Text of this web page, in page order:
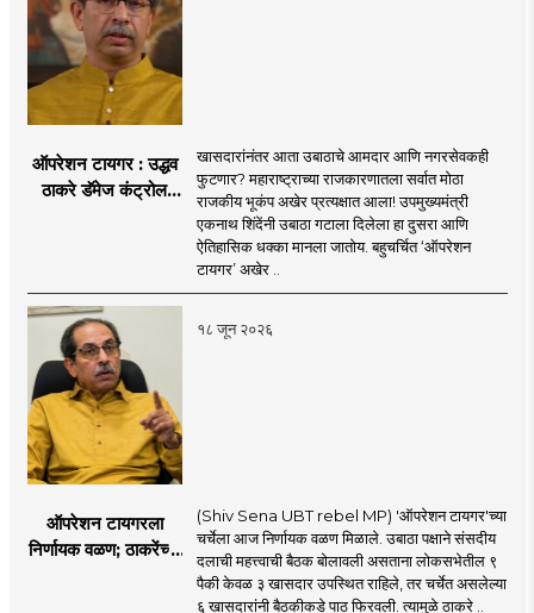
ऑपरेशन टायगर : उद्धव
ठाकरे डॅमेज कंट्रोल
शिंदेंकडे जाण्याच्या चर्चा
सुरू
खासदारांनंतर आता उबाठाचे आमदार आणि नगरसेवकही
फुटणार? महाराष्ट्राच्या राजकारणातला सर्वात मोठा
राजकीय भूकंप अखेर प्रत्यक्षात आला! उपमुख्यमंत्री
एकनाथ शिंदेंनी उबाठा गटाला दिलेला हा दुसरा आणि
ऐतिहासिक धक्का मानला जातोय. बहुचर्चित ‘ऑपरेशन
टायगर’ अखेर ..
१८ जून २०२६
ऑपरेशन टायगरला
निर्णायक वळण; ठाकरेंच्या
(Shiv Sena UBT rebel MP) 'ऑपरेशन टायगर'च्या
चर्चेला आज निर्णायक वळण मिळाले. उबाठा पक्षाने संसदीय
दलाची महत्त्वाची बैठक बोलावली असताना लोकसभेतील ९
पैकी केवळ ३ खासदार उपस्थित राहिले, तर चर्चेत असलेल्या
६ खासदारांनी बैठकीकडे पाठ फिरवली. त्यामुळे ठाकरे ..